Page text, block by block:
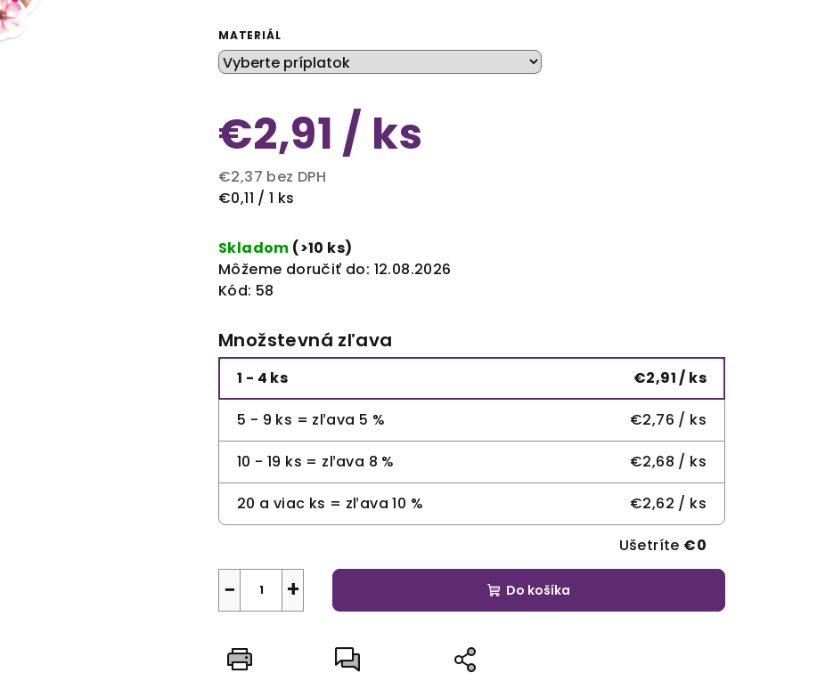
MATERIÁL
€2,91 / ks
€2,37 bez DPH
Jednotková
€0,11 / 1 ks
Skladom (>10 ks)
Môžeme doručiť do: 12.08.2026
Kód: 58
Množstevná zľava
1 - 4 ks €2,91/ ks
5 - 9 ks = zľava 5 % €2,76 / ks
10 - 19 ks = zľava 8 % €2,68 / ks
20 a viac ks = zľava 10 % €2,62 / ks
Ušetríte €0
+
− Do košíka